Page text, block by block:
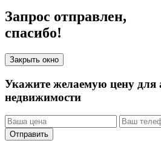
Запрос отправлен,
спасибо!
Закрыть окно
Укажите желаемую цену для
недвижимости
Отправить